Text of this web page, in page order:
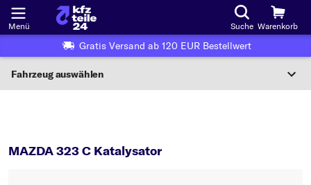
Menü Suche Warenkorb
Gratis Versand ab 120 EUR Bestellwert
Fahrzeug auswählen
Wo finde ich die?
MAZDA 323 C Katalysator